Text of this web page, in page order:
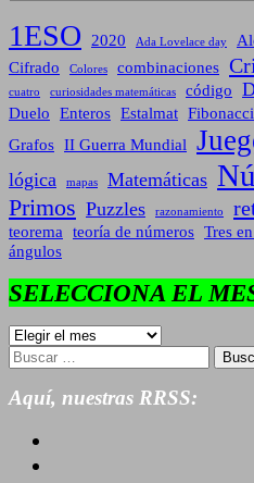
1ESO 2020 Ada Lovelace day
Cifrado Colores combinaciones
cuatro curiosidades matemáticas código
Duelo Enteros Estalmat Fibonacci
Grafos II Guerra Mundial
lógica mapas Matemáticas
Primos Puzzles razonamiento
teorema teoría de números Tres
ángulos
SELECCIONA EL
SELECCIONA
EL
MES
Buscar:
Aquí, nuestras RRSS: